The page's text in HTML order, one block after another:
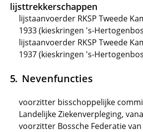
lijsttrekkerschappen
lijstaanvoerder RKSP Tweede
1933 (kieskringen 's-
lijstaanvoerder RKSP Tweede
1937 (kieskringen 's-
Nevenfuncties
voorzitter bisschoppelijke
Landelijke Ziekenverpleging,
voorzitter Bossche Federatie